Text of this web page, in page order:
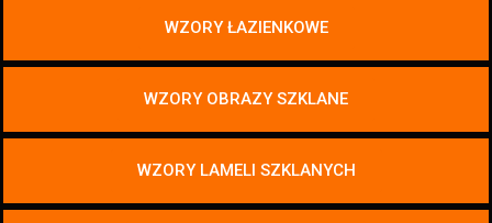
WZORY ŁAZIENKOWE
WZORY OBRAZY SZKLANE
WZORY LAMELI SZKLANYCH